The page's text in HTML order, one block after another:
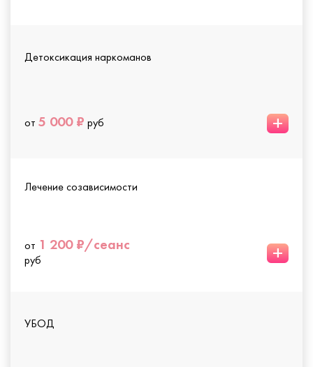
Детоксикация наркоманов
от 5 000 ₽ руб +
Лечение созависимости
от 1 200 ₽/сеанс
руб +
УБОД